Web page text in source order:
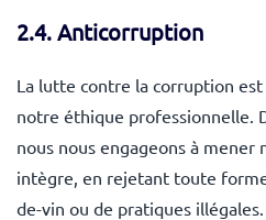
2.4. Anticorruption
La lutte contre la corruption
notre éthique professionnelle.
nous nous engageons à mener
intègre, en rejetant toute
de-vin ou de pratiques